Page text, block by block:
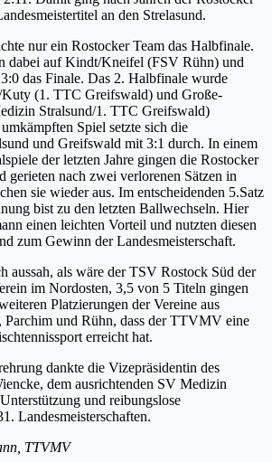
an den Strelasund.
nur ein Rostocker Team das Halbfinale.
dabei auf Kindt/Kneifel (FSV Rühn) und
das Finale. Das 2. Halbfinale wurde
(1. TTC Greifswald) und Große-
Stralsund/1. TTC Greifswald)
Spiel setzte sich die
und Greifswald mit 3:1 durch. In einem
der letzten Jahre gingen die Rostocker
gerieten nach zwei verlorenen Sätzen in
sie wieder aus. Im entscheidenden 5.Satz
bist zu den letzten Ballwechseln. Hier
einen leichten Vorteil und nutzten diesen
zum Gewinn der Landesmeisterschaft.
aussah, als wäre der TSV Rostock Süd der
im Nordosten, 3,5 von 5 Titeln gingen
Platzierungen der Vereine aus
Parchim und Rühn, dass der TTVMV eine
erreicht hat.
dankte die Vizepräsidentin des
dem ausrichtenden SV Medizin
und reibungslose
Landesmeisterschaften.
TTVMV